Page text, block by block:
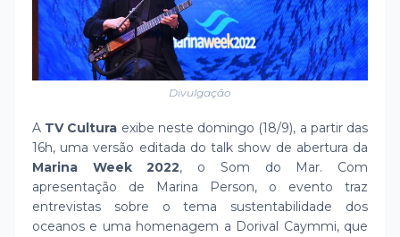
Divulgação
A TV Cultura exibe neste domingo (18/9), a partir das
16h, uma versão editada do talk show de abertura da
Marina Week 2022, o Som do Mar. Com
apresentação de Marina Person, o evento traz
entrevistas sobre o tema sustentabilidade dos
oceanos e uma homenagem a Dorival Caymmi, que